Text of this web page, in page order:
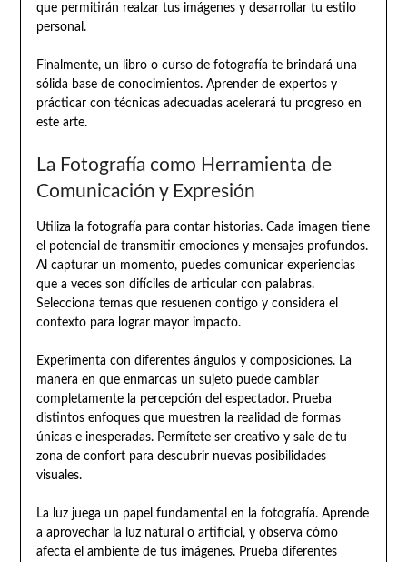
que permitirán realzar tus imágenes y desarrollar tu estilo
personal.
Finalmente, un libro o curso de fotografía te brindará una
sólida base de conocimientos. Aprender de expertos y
prácticar con técnicas adecuadas acelerará tu progreso en
este arte.
La Fotografía como Herramienta de
Comunicación y Expresión
Utiliza la fotografía para contar historias. Cada imagen tiene
el potencial de transmitir emociones y mensajes profundos.
Al capturar un momento, puedes comunicar experiencias
que a veces son difíciles de articular con palabras.
Selecciona temas que resuenen contigo y considera el
contexto para lograr mayor impacto.
Experimenta con diferentes ángulos y composiciones. La
manera en que enmarcas un sujeto puede cambiar
completamente la percepción del espectador. Prueba
distintos enfoques que muestren la realidad de formas
únicas e inesperadas. Permítete ser creativo y sale de tu
zona de confort para descubrir nuevas posibilidades
visuales.
La luz juega un papel fundamental en la fotografía. Aprende
a aprovechar la luz natural o artificial, y observa cómo
afecta el ambiente de tus imágenes. Prueba diferentes